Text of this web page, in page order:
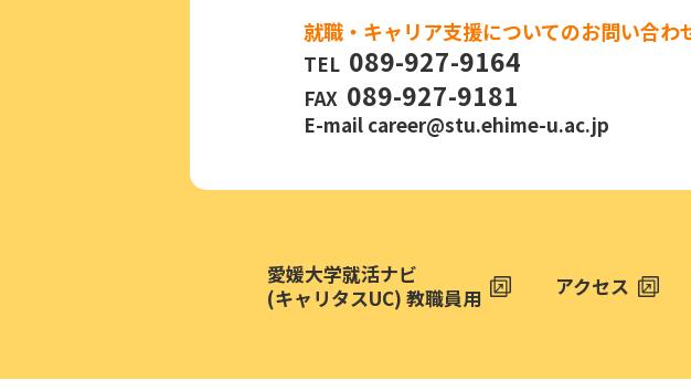
就職・キャリア支援についてのお問い合わ
TEL 089-927-9164
FAX 089-927-9181
E-mail career@stu.ehime-u.ac.jp
愛媛大学就活ナビ
(キャリタスUC) 教職員用
アクセス